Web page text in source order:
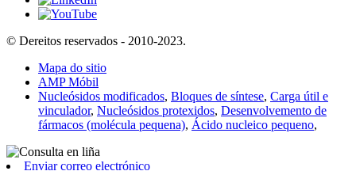
© Dereitos reservados - 2010-2023.
Mapa do sitio
AMP Móbil
Nucleósidos modificados, Bloques de síntese, Carga útil e
vinculador, Nucleósidos protexidos, Desenvolvemento de
fármacos (molécula pequena), Ácido nucleico pequeno,
Enviar correo electrónico